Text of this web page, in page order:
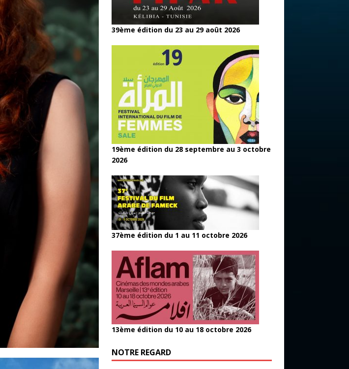
39ème édition du 23 au 29 août 2026
19ème édition du 28 septembre au 3 octobre
2026
37ème édition du 1 au 11 octobre 2026
13ème édition du 10 au 18 octobre 2026
NOTRE REGARD